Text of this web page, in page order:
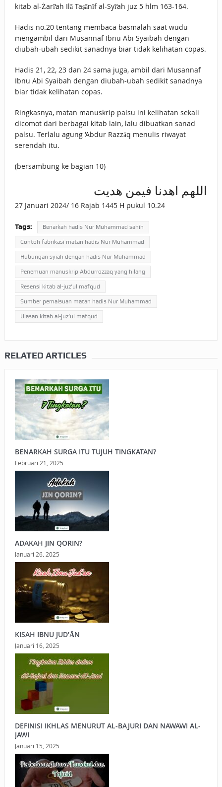
kitab al-Żarī‘ah Ilā Taṣānīf al-Syī‘ah juz 5 hlm 163-164.
Hadis no.20 tentang membaca basmalah saat wudu
mengambil dari Musannaf Ibnu Abi Syaibah dengan
diubah-ubah sedikit sanadnya biar tidak kelihatan copas.
Hadis 21, 22, 23 dan 24 sama juga, ambil dari Musannaf
Ibnu Abi Syaibah dengan diubah-ubah sedikit sanadnya
biar tidak kelihatan copas.
Ringkasnya, matan manuskrip palsu ini kelihatan sekali
dicomot dari berbagai kitab lain, lalu dibuatkan sanad
palsu. Terlalu agung ‘Abdur Razzāq menulis riwayat
serendah itu.
(bersambung ke bagian 10)
اللهم اهدنا فيمن هديت
27 Januari 2024/ 16 Rajab 1445 H pukul 10.24
Tags: Benarkah hadis Nur Muhammad sahih
Contoh fabrikasi matan hadis Nur Muhammad
Hubungan syiah dengan hadis Nur Muhammad
Penemuan manuskrip Abdurrozzaq yang hilang
Resensi kitab al-juz’ul mafqud
Sumber pemalsuan matan hadis Nur Muhammad
Ulasan kitab al-juz’ul mafqud
RELATED ARTICLES
BENARKAH SURGA ITU TUJUH TINGKATAN?
Februari 21, 2025
ADAKAH JIN QORIN?
Januari 26, 2025
KISAH IBNU JUD’ĀN
Januari 16, 2025
DEFINISI IKHLAS MENURUT AL-BAJURI DAN NAWAWI AL-
JAWI
Januari 15, 2025